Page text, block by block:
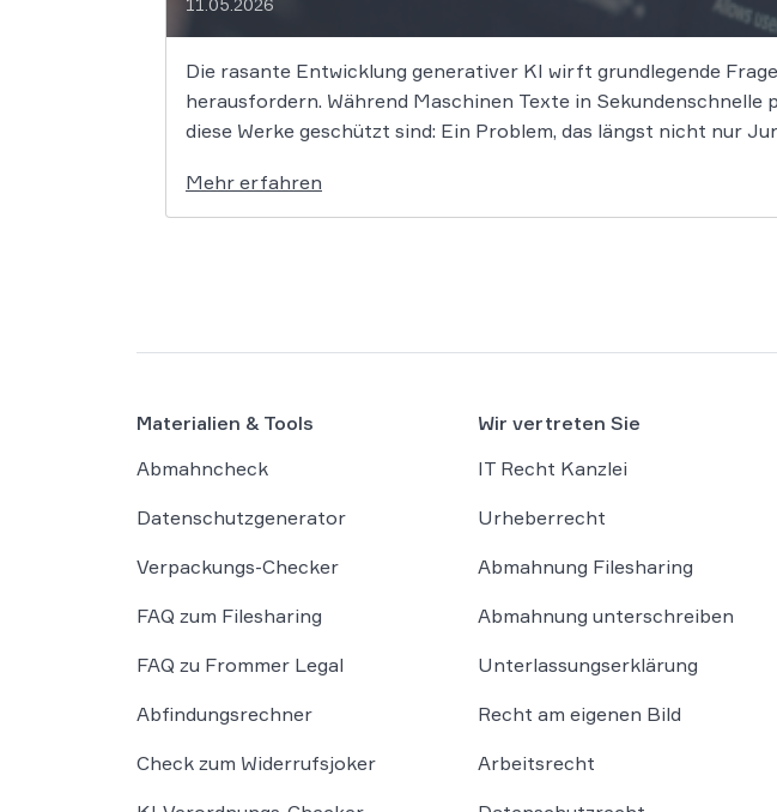
11.05.2026
Die rasante Entwicklung generativer KI wirft grundlegende
herausfordern. Während Maschinen Texte in
diese Werke geschützt sind: Ein Problem, das längst nicht nur
Mehr erfahren
Materialien & Tools
Abmahncheck
Datenschutzgenerator
Verpackungs-Checker
FAQ zum Filesharing
FAQ zu Frommer Legal
Abfindungsrechner
Check zum Widerrufsjoker
Wir vertreten Sie
IT Recht Kanzlei
Urheberrecht
Abmahnung Filesharing
Abmahnung unterschreiben
Unterlassungserklärung
Recht am eigenen Bild
Arbeitsrecht